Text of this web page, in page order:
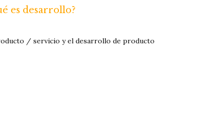
es desarrollo?
/ servicio y el desarrollo de producto